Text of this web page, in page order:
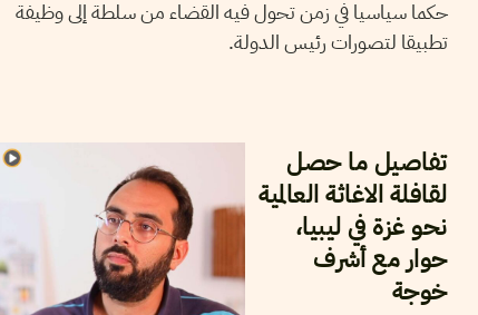
حكما سياسيا في زمن تحول فيه القضاء من سلطة إلى وظيفة
تطبيقا لتصورات رئيس الدولة.
تفاصيل ما حصل
لقافلة الاغاثة العالمية
نحو غزة في ليبيا،
حوار مع أشرف
خوجة